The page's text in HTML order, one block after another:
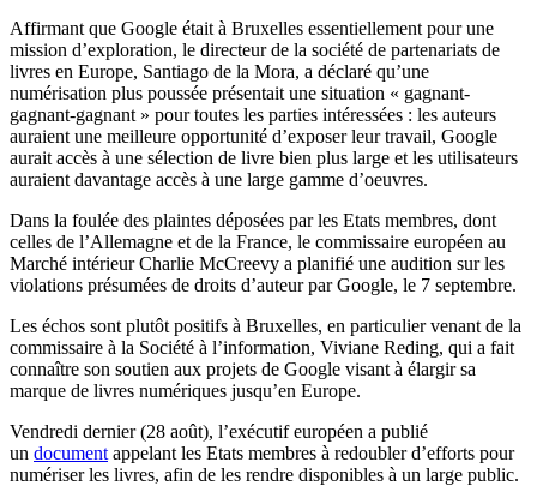
Affirmant que Google était à Bruxelles essentiellement pour une
mission d’exploration, le directeur de la société de partenariats de
livres en Europe, Santiago de la Mora, a déclaré qu’une
numérisation plus poussée présentait une situation « gagnant-
gagnant-gagnant » pour toutes les parties intéressées : les auteurs
auraient une meilleure opportunité d’exposer leur travail, Google
aurait accès à une sélection de livre bien plus large et les utilisateurs
auraient davantage accès à une large gamme d’oeuvres.
Dans la foulée des plaintes déposées par les Etats membres, dont
celles de l’Allemagne et de la France, le commissaire européen au
Marché intérieur Charlie McCreevy a planifié une audition sur les
violations présumées de droits d’auteur par Google, le 7 septembre.
Les échos sont plutôt positifs à Bruxelles, en particulier venant de la
commissaire à la Société à l’information, Viviane Reding, qui a fait
connaître son soutien aux projets de Google visant à élargir sa
marque de livres numériques jusqu’en Europe.
Vendredi dernier (28 août), l’exécutif européen a publié
un document appelant les Etats membres à redoubler d’efforts pour
numériser les livres, afin de les rendre disponibles à un large public.